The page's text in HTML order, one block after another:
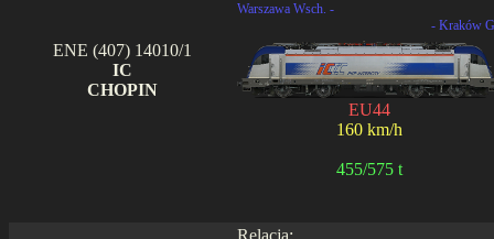
ENE (407) 14010/1
IC
CHOPIN
Warszawa Wsch. -
- Kraków
EU44
160 km/h
455/575 t
Relacja: